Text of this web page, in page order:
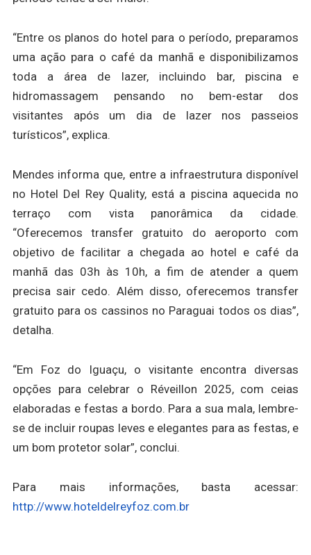
“Entre os planos do hotel para o período, preparamos
uma ação para o café da manhã e disponibilizamos
toda a área de lazer, incluindo bar, piscina e
hidromassagem pensando no bem-estar dos
visitantes após um dia de lazer nos passeios
turísticos”, explica.
Mendes informa que, entre a infraestrutura disponível
no Hotel Del Rey Quality, está a piscina aquecida no
terraço com vista panorâmica da cidade.
“Oferecemos transfer gratuito do aeroporto com
objetivo de facilitar a chegada ao hotel e café da
manhã das 03h às 10h, a fim de atender a quem
precisa sair cedo. Além disso, oferecemos transfer
gratuito para os cassinos no Paraguai todos os dias”,
detalha.
“Em Foz do Iguaçu, o visitante encontra diversas
opções para celebrar o Réveillon 2025, com ceias
elaboradas e festas a bordo. Para a sua mala, lembre-
se de incluir roupas leves e elegantes para as festas, e
um bom protetor solar”, conclui.
Para mais informações, basta acessar:
http://www.hoteldelreyfoz.com.br